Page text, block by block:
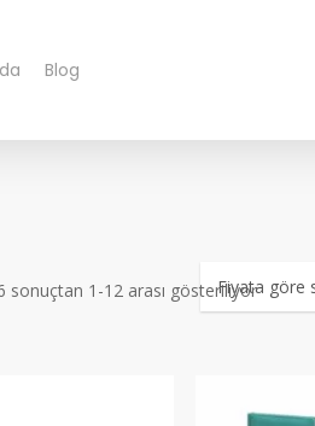
Blog
sonuçtan 1-12 arası gösteriliyorFiyata
göre
yükseğe